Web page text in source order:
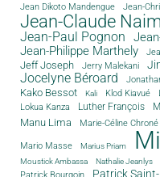
Jean Dikoto Mandengue Jean-
Jean-Claude
Jean-Paul Pognon
Jean-Philippe Marthely
Jeff Joseph Jerry Malekani
Jocelyne Béroard
Kako Bessot Kali Klod Kiavué
Lokua Kanza
Luther François
Manu Lima Marie-Céline Chroné
Mario Masse Marius Priam
Moustick Ambassa Nathalie Jeanlys
Patrick Bourgoin
Patrick